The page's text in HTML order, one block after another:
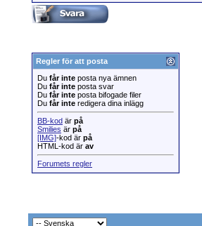
Regler för att posta
Du får inte posta nya ämnen
Du får inte posta svar
Du får inte posta bifogade filer
Du får inte redigera dina inlägg
BB-kod är på
Smilies är på
[IMG]-kod är på
HTML-kod är av
Forumets regler